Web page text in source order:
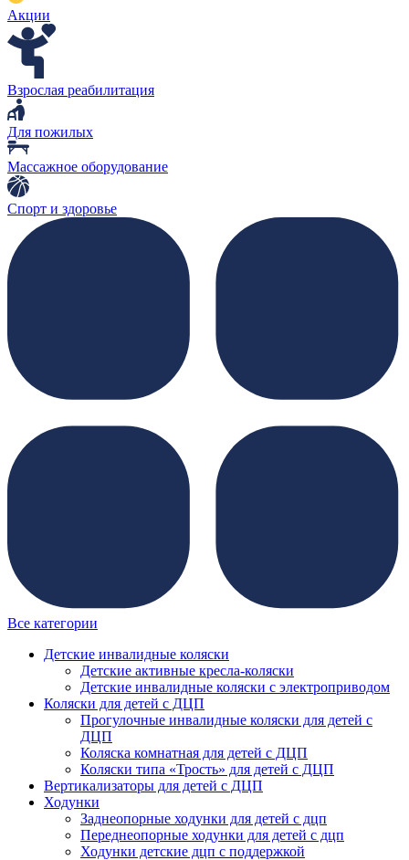
Акции
Взрослая реабилитация
Для пожилых
Массажное оборудование
Спорт и здоровье
Все категории
Детские инвалидные коляски
Детские активные кресла-коляски
Детские инвалидные коляски с электроприводом
Коляски для детей с ДЦП
Прогулочные инвалидные коляски для детей с
ДЦП
Коляска комнатная для детей с ДЦП
Коляски типа «Трость» для детей с ДЦП
Вертикализаторы для детей с ДЦП
Ходунки
Заднеопорные ходунки для детей с дцп
Переднеопорные ходунки для детей с дцп
Ходунки детские дцп с поддержкой